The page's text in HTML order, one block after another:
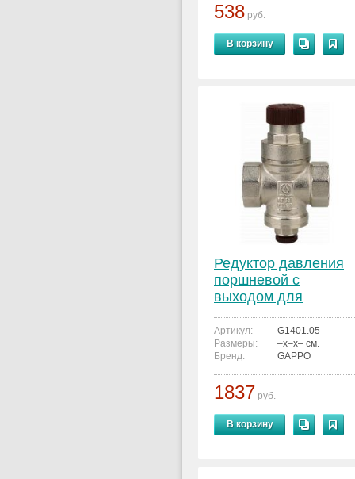
538 руб.
В корзину
Редуктор давления
поршневой с
выходом для
манометра GAPPO
G1401.05 3/4"
Артикул:
G1401.05
Размеры:
–x–x– см.
Бренд:
GAPPO
1837 руб.
В корзину